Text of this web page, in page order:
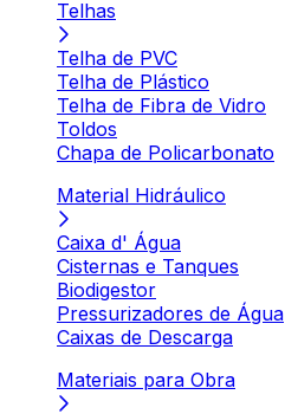
Telhas
Telha de PVC
Telha de Plástico
Telha de Fibra de Vidro
Toldos
Chapa de Policarbonato
Material Hidráulico
Caixa d' Água
Cisternas e Tanques
Biodigestor
Pressurizadores de Água
Caixas de Descarga
Materiais para Obra